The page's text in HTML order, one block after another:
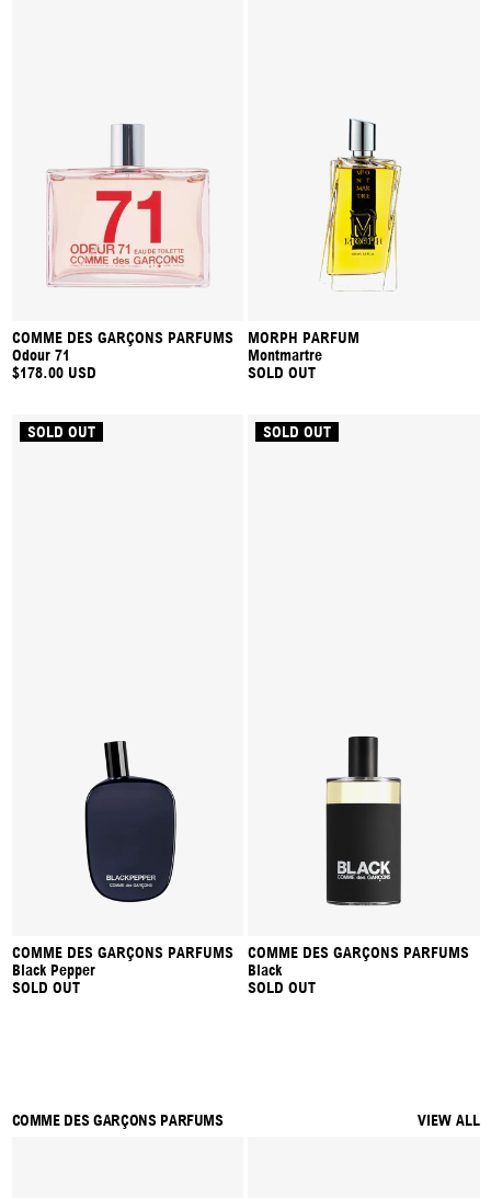
COMME DES GARÇONS PARFUMS
Odour 71
$178.00 USD
MORPH PARFUM
Montmartre
SOLD OUT
SOLD OUT
COMME DES GARÇONS PARFUMS
Black Pepper
SOLD OUT
SOLD OUT
COMME DES GARÇONS PARFUMS
Black
SOLD OUT
COMME DES GARÇONS PARFUMS VIEW ALL